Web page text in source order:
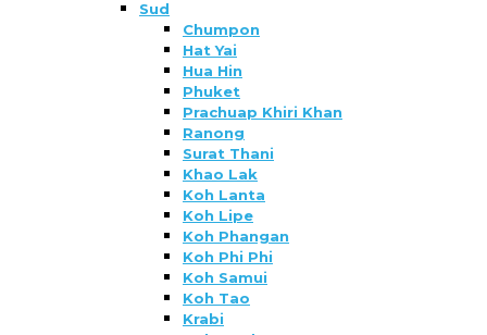
Sud
Chumpon
Hat Yai
Hua Hin
Phuket
Prachuap Khiri Khan
Ranong
Surat Thani
Khao Lak
Koh Lanta
Koh Lipe
Koh Phangan
Koh Phi Phi
Koh Samui
Koh Tao
Krabi